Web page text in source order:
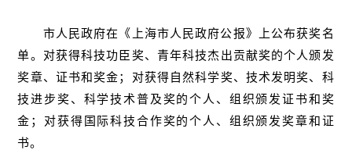
市人民政府在《上海市人民政府公报》上公布获奖名
单。对获得科技功臣奖、青年科技杰出贡献奖的个人颁发
奖章、证书和奖金；对获得自然科学奖、技术发明奖、科
技进步奖、科学技术普及奖的个人、组织颁发证书和奖
金；对获得国际科技合作奖的个人、组织颁发奖章和证
书。